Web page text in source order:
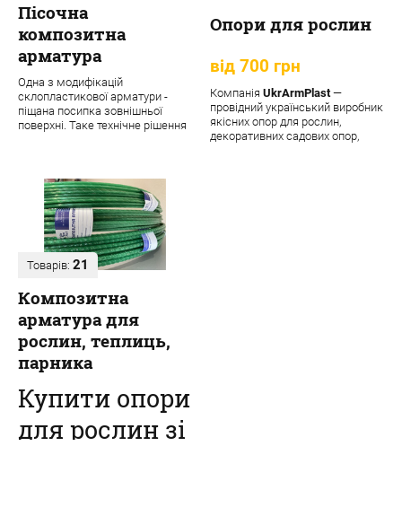
Пісочна
композитна
арматура
Одна з модифікацій
склопластикової арматури -
піщана посипка зовнішньої
поверхні. Таке технічне рішення
Опори для рослин
від 700 грн
Компанія UkrArmPlast—
провідний український виробник
якісних опор для рослин,
декоративних садових опор,
Товарів: 21
Композитна
арматура для
рослин, теплиць,
парника
Купити опори
для рослин зі